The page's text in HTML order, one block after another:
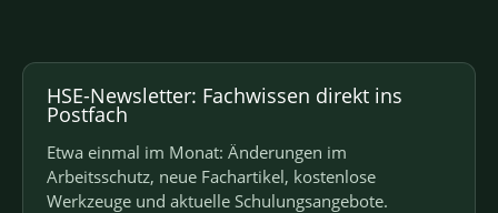
HSE-Newsletter: Fachwissen direkt ins
Postfach
Etwa einmal im Monat: Änderungen im
Arbeitsschutz, neue Fachartikel, kostenlose
Werkzeuge und aktuelle Schulungsangebote.